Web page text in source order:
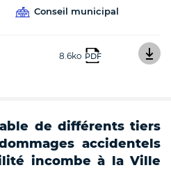
Conseil municipal
8.6ko PDF
de différents tiers
accidentels
incombe à la Ville